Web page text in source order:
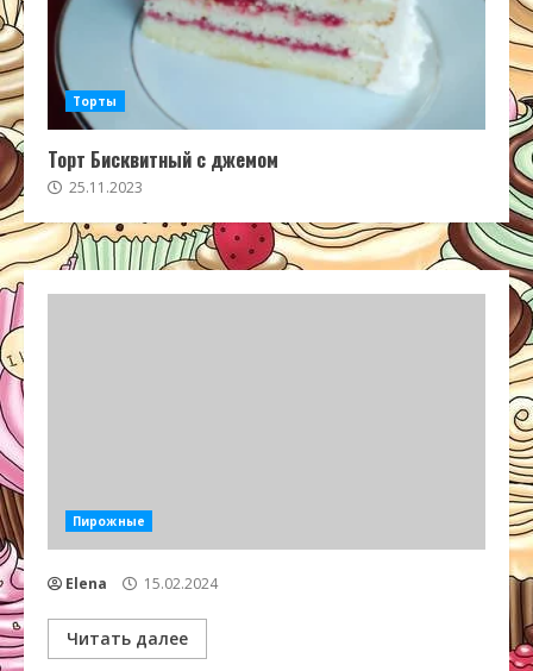
Торты
Торт Бисквитный с джемом
25.11.2023
Пирожные
Elena 15.02.2024
Читать далее